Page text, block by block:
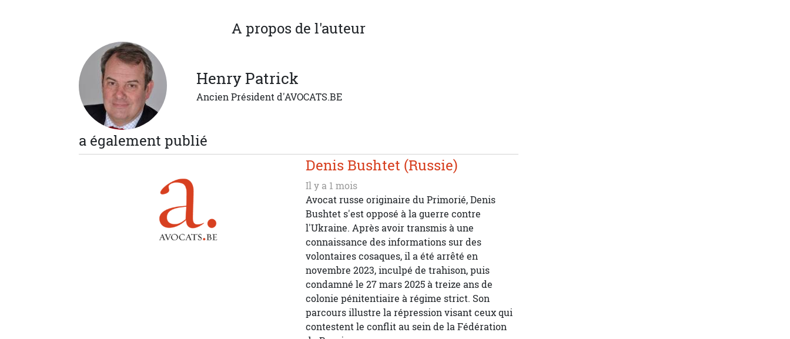
A propos de l'auteur
Henry Patrick
Ancien Président d'AVOCATS.BE
a également publié
Denis Bushtet (Russie)
Il y a 1 mois
Avocat russe originaire du Primorié, Denis
Bushtet s'est opposé à la guerre contre
l'Ukraine. Après avoir transmis à une
connaissance des informations sur des
volontaires cosaques, il a été arrêté en
novembre 2023, inculpé de trahison, puis
condamné le 27 mars 2025 à treize ans de
colonie pénitentiaire à régime strict. Son
parcours illustre la répression visant ceux qui
contestent le conflit au sein de la Fédération